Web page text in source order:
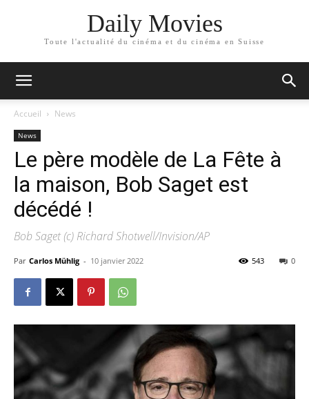
Daily Movies
Toute l'actualité du cinéma et du cinéma en Suisse
Accueil News
News
Le père modèle de La Fête à
la maison, Bob Saget est
décédé !
Bob Saget (c) Richard Shotwell/Invision/AP
Par Carlos Mühlig - 10 janvier 2022 0
543